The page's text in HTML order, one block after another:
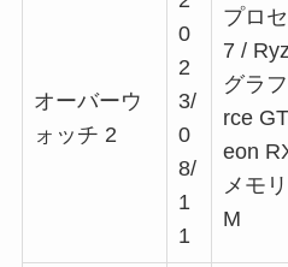
オーバーウ
ォッチ 2
0
2
3/
0
8/
1
1
プロ
7 /
グラ
rce
eon
メモ
M